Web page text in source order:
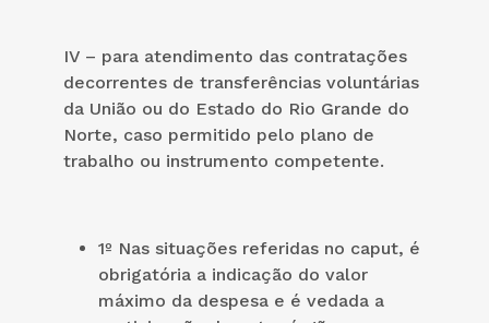
IV – para atendimento das contratações
decorrentes de transferências voluntárias
da União ou do Estado do Rio Grande do
Norte, caso permitido pelo plano de
trabalho ou instrumento competente.
1º Nas situações referidas no caput, é
obrigatória a indicação do valor
máximo da despesa e é vedada a